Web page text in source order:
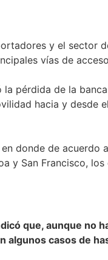
y el sector
vías de
pérdida de la
hacia y desde
donde de acuerdo
y San Francisco,
que, aunque no
casos de